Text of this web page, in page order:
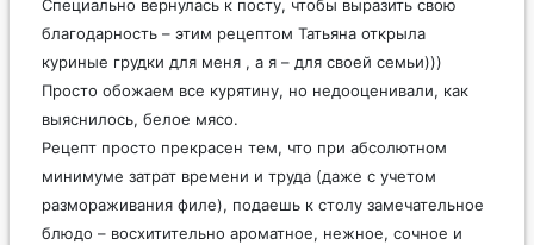
Специально вернулась к посту, чтобы выразить свою
благодарность – этим рецептом Татьяна открыла
куриные грудки для меня , а я – для своей семьи)))
Просто обожаем все курятину, но недооценивали, как
выяснилось, белое мясо.
Рецепт просто прекрасен тем, что при абсолютном
минимуме затрат времени и труда (даже с учетом
размораживания филе), подаешь к столу замечательное
блюдо – восхитительно ароматное, нежное, сочное и